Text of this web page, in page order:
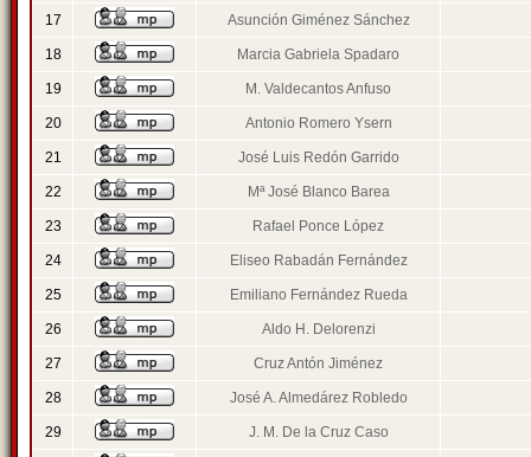
17 Asunción Giménez Sánchez
18 Marcia Gabriela Spadaro
19 M. Valdecantos Anfuso
20 Antonio Romero Ysern
21 José Luis Redón Garrido
22 Mª José Blanco Barea
23 Rafael Ponce López
24 Eliseo Rabadán Fernández
25 Emiliano Fernández Rueda
26 Aldo H. Delorenzi
27 Cruz Antón Jiménez
28 José A. Almedárez Robledo
29 J. M. De la Cruz Caso